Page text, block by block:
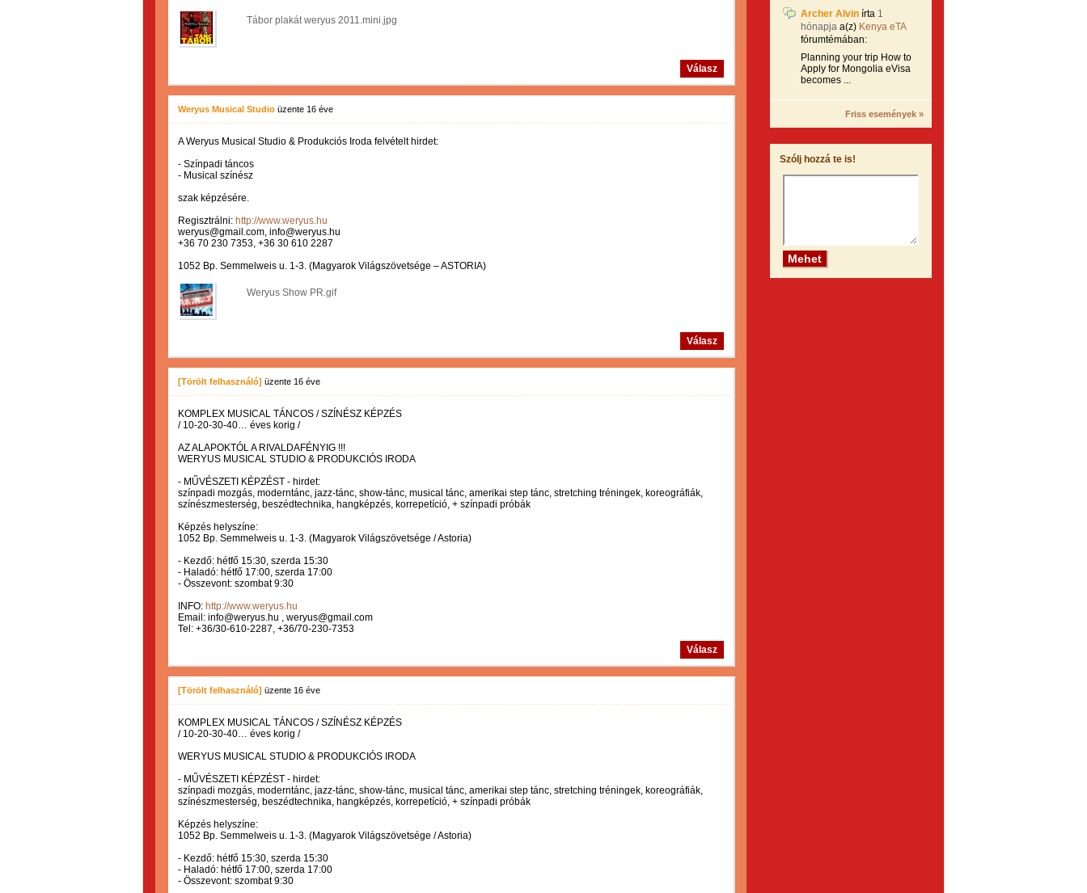
Tábor plakát weryus 2011.mini.jpg
Válasz
Weryus Musical Studio üzente 16 éve
A Weryus Musical Studio & Produkciós Iroda felvételt hirdet:
- Színpadi táncos
- Musical színész
szak képzésére.
Regisztrálni: http://www.weryus.hu
weryus@gmail.com, info@weryus.hu
+36 70 230 7353, +36 30 610 2287
1052 Bp. Semmelweis u. 1-3. (Magyarok Világszövetsége – ASTORIA)
Weryus Show PR.gif
Válasz
[Törölt felhasználó] üzente 16 éve
KOMPLEX MUSICAL TÁNCOS / SZÍNÉSZ KÉPZÉS
/ 10-20-30-40… éves korig /
AZ ALAPOKTÓL A RIVALDAFÉNYIG !!!
WERYUS MUSICAL STUDIO & PRODUKCIÓS IRODA
- MŰVÉSZETI KÉPZÉST - hirdet:
színpadi mozgás, moderntánc, jazz-tánc, show-tánc, musical tánc, amerikai step tánc, stretching tréningek, koreográfiák,
színészmesterség, beszédtechnika, hangképzés, korrepetíció, + színpadi próbák
Képzés helyszíne:
1052 Bp. Semmelweis u. 1-3. (Magyarok Világszövetsége / Astoria)
- Kezdő: hétfő 15:30, szerda 15:30
- Haladó: hétfő 17:00, szerda 17:00
- Összevont: szombat 9:30
INFO: http://www.weryus.hu
Email: info@weryus.hu , weryus@gmail.com
Tel: +36/30-610-2287, +36/70-230-7353
Válasz
[Törölt felhasználó] üzente 16 éve
KOMPLEX MUSICAL TÁNCOS / SZÍNÉSZ KÉPZÉS
/ 10-20-30-40… éves korig /
WERYUS MUSICAL STUDIO & PRODUKCIÓS IRODA
- MŰVÉSZETI KÉPZÉST - hirdet:
színpadi mozgás, moderntánc, jazz-tánc, show-tánc, musical tánc, amerikai step tánc, stretching tréningek, koreográfiák,
színészmesterség, beszédtechnika, hangképzés, korrepetíció, + színpadi próbák
Képzés helyszíne:
1052 Bp. Semmelweis u. 1-3. (Magyarok Világszövetsége / Astoria)
- Kezdő: hétfő 15:30, szerda 15:30
- Haladó: hétfő 17:00, szerda 17:00
- Összevont: szombat 9:30
Archer Alvin írta 1
hónapja a(z) Kenya eTA
fórumtémában:
Planning your trip How to
Apply for Mongolia eVisa
becomes ...
Friss események »
Szólj hozzá te is!